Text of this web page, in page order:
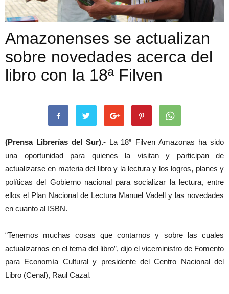
Amazonenses se actualizan
sobre novedades acerca del
libro con la 18ª Filven
(Prensa Librerías del Sur).-La 18ª Filven Amazonas ha sido
una oportunidad para quienes la visitan y participan de
actualizarse en materia del libro y la lectura y los logros, planes y
políticas del Gobierno nacional para socializar la lectura, entre
ellos el Plan Nacional de Lectura Manuel Vadell y las novedades
en cuanto al ISBN.
“Tenemos muchas cosas que contarnos y sobre las cuales
actualizarnos en el tema del libro”, dijo el viceministro de Fomento
para Economía Cultural y presidente del Centro Nacional del
Libro (Cenal), Raul Cazal.